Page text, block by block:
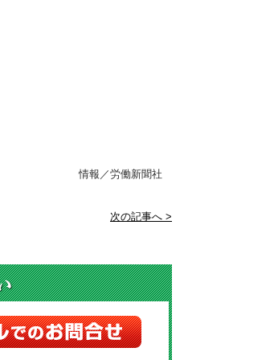
情報／労働新聞社
次の記事へ >